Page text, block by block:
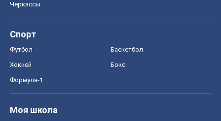
Черкассы
Спорт
Футбол Баскетбол
Хоккей Бокс
Формула-1
Моя школа